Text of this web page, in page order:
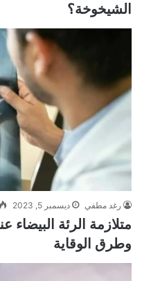
الشيخوخة؟
رغد مطفي ديسمبر 5, 2023
متلازمة الرئة البيضاء
وطرق الوقاية